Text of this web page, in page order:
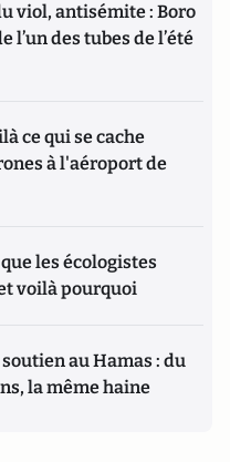
viol, antisémite : Boro
l’un des tubes de l’été
ce qui se cache
à l'aéroport de
les écologistes
voilà pourquoi
au Hamas : du
la même haine